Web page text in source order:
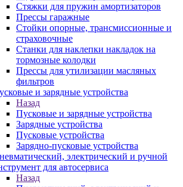
Стяжки для пружин амортизаторов
Прессы гаражные
Стойки опорные, трансмиссионные и
страховочные
Станки для наклепки накладок на
тормозные колодки
Прессы для утилизации масляных
фильтров
и зарядные устройства
Назад
Пусковые и зарядные устройства
Зарядные устройства
Пусковые устройства
Зарядно-пусковые устройства
электрический и ручной
для автосервиса
Назад